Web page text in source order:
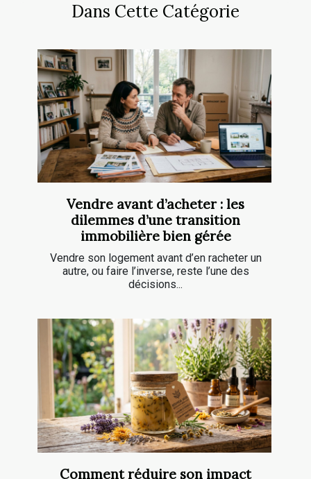
Dans Cette Catégorie
Vendre avant d’acheter : les
dilemmes d’une transition
immobilière bien gérée
Vendre son logement avant d’en racheter un
autre, ou faire l’inverse, reste l’une des
décisions...
Comment réduire son impact